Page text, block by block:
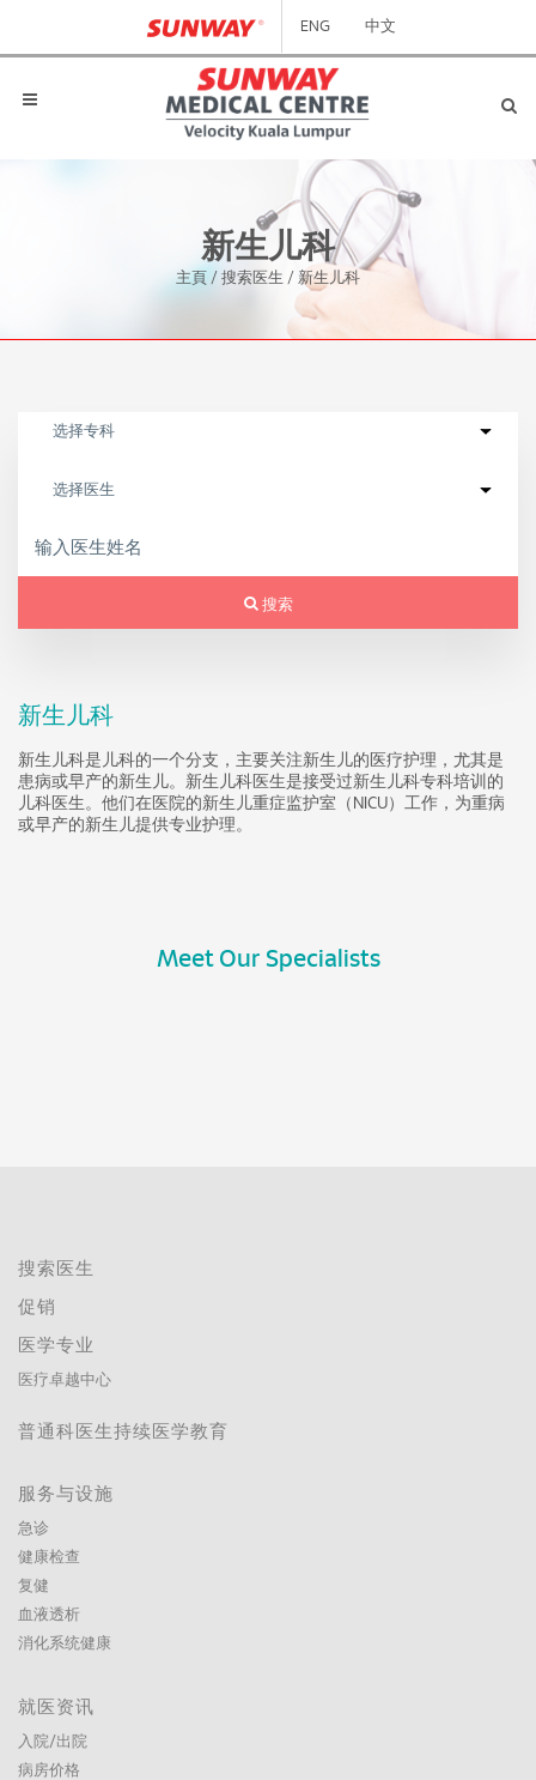
ENG 中文
新生儿科
主頁 / 搜索医生 / 新生儿科
搜索
新生儿科
新生儿科是儿科的一个分支，主要关注新生儿的医疗护理，尤其是
患病或早产的新生儿。新生儿科医生是接受过新生儿科专科培训的
儿科医生。他们在医院的新生儿重症监护室（NICU）工作，为重病
或早产的新生儿提供专业护理。
Meet Our Specialists
搜索医生
促销
医学专业
医疗卓越中心
普通科医生持续医学教育
服务与设施
急诊
健康检查
复健
血液透析
消化系统健康
就医资讯
入院/出院
病房价格